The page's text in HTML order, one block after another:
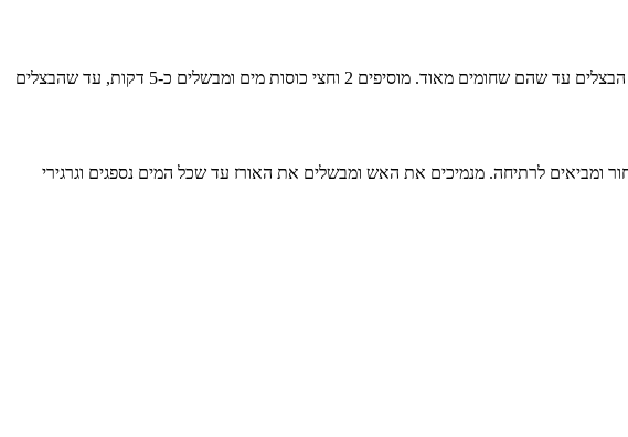
במקביל מכינים את האורז החום: חוצים את הבצלים לאורכם ופורסים לפרוסות. מחממים את שמן הזית במחבת גדולה ומטגנים את הבצלים עד שהם שחומים מאוד. מוסיפים 2 וחצי כוסות מים ומבשלים כ-5 דקות, עד שהבצלים
לאורז. מתבלים במלח ופלפל שחור ומביאים לרתיחה. מנמיכים את האש ומבשלים את האורז עד שכל המים נספגים וגרגירי